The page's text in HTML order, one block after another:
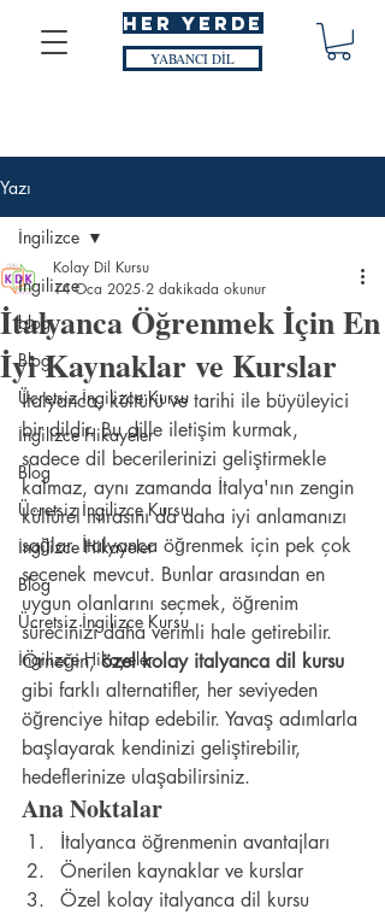
HER YERDE
YABANCI DİL
Yazı
İngilizce
blog
Blog
Ücretsiz İngilizce Kursu
İngilizce Hikayeler
Blog
Ücretsiz İngilizce Kursu
İngilizce Hikayeler
Blog
Ücretsiz İngilizce Kursu
İngilizce Hikayeler
İngilizce
İtalyanca Öğrenmek İçin En
İyi Kaynaklar ve Kurslar
Kolay Dil Kursu
14 Oca 2025 2 dakikada okunur
İtalyanca, kültürü ve tarihi ile büyüleyici
bir dildir. Bu dille iletişim kurmak,
sadece dil becerilerinizi geliştirmekle
kalmaz, aynı zamanda İtalya'nın zengin
kültürel mirasını da daha iyi anlamanızı
sağlar. İtalyanca öğrenmek için pek çok
seçenek mevcut. Bunlar arasından en
uygun olanlarını seçmek, öğrenim
sürecinizi daha verimli hale getirebilir.
Örneğin, özel kolay italyanca dil kursu
gibi farklı alternatifler, her seviyeden
öğrenciye hitap edebilir. Yavaş adımlarla
başlayarak kendinizi geliştirebilir,
hedeflerinize ulaşabilirsiniz.
Ana Noktalar
İtalyanca öğrenmenin avantajları
Önerilen kaynaklar ve kurslar
Özel kolay italyanca dil kursu